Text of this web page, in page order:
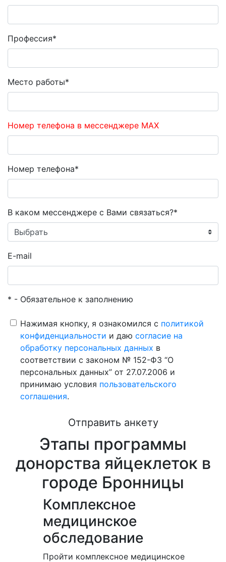
Профессия*
Место работы*
Номер телефона в мессенджере MAX
Номер телефона*
В каком мессенджере с Вами связаться?*
E-mail
* - Обязательное к заполнению
Нажимая кнопку, я ознакомился с политикой
конфиденциальности и даю согласие на
обработку персональных данных в
соответствии с законом № 152-ФЗ “О
персональных данных” от 27.07.2006 и
принимаю условия пользовательского
соглашения.
Отправить анкету
Этапы программы
донорства яйцеклеток в
городе Бронницы
Комплексное
медицинское
обследование
Пройти комплексное медицинское